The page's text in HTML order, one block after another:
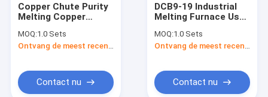
Copper Chute Purity
Melting Copper
MOQ:1.0 Sets
Contact nu
DCB9-19 Industrial
Melting Furnace Used
Furnace Centrifugal
Fan
MOQ:1.0 Sets
Contact nu